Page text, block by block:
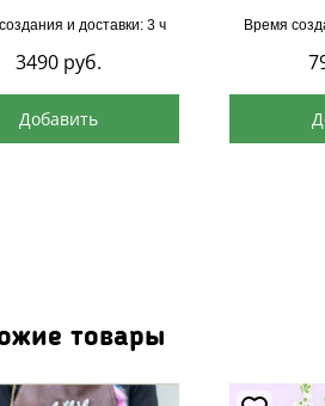
и доставки: 3 ч
3490 руб.
Добавить
Время
товары